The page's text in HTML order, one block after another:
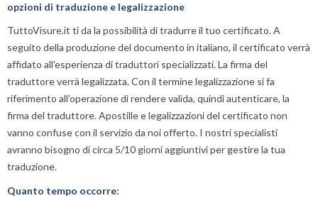
opzioni di traduzione e legalizzazione
TuttoVisure.it ti da la possibilità di tradurre il tuo certificato. A
seguito della produzione del documento in italiano, il certificato verrà
affidato all’esperienza di traduttori specializzati. La firma del
traduttore verrà legalizzata. Con il termine legalizzazione si fa
riferimento all’operazione di rendere valida, quindi autenticare, la
firma del traduttore. Apostille e legalizzazioni del certificato non
vanno confuse con il servizio da noi offerto. I nostri specialisti
avranno bisogno di circa 5/10 giorni aggiuntivi per gestire la tua
traduzione.
Quanto tempo occorre: